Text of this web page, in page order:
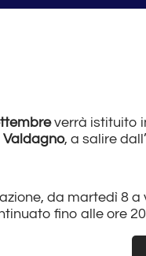
verrà istituito
Valdagno, a salire
da martedì 8
fino alle ore